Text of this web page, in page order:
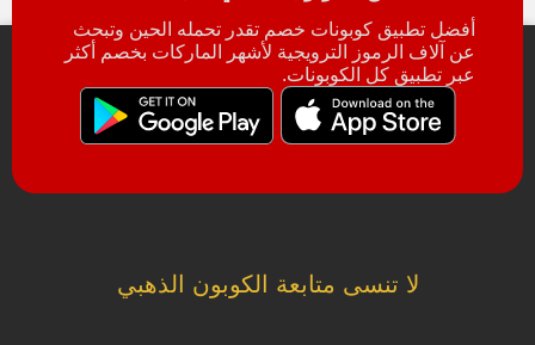
أفضل تطبيق كوبونات خصم تقدر تحمله الحين وتبحث
عن آلاف الرموز الترويجية لأشهر الماركات بخصم أكثر
عبر تطبيق كل الكوبونات.
لا تنسى متابعة الكوبون الذهبي